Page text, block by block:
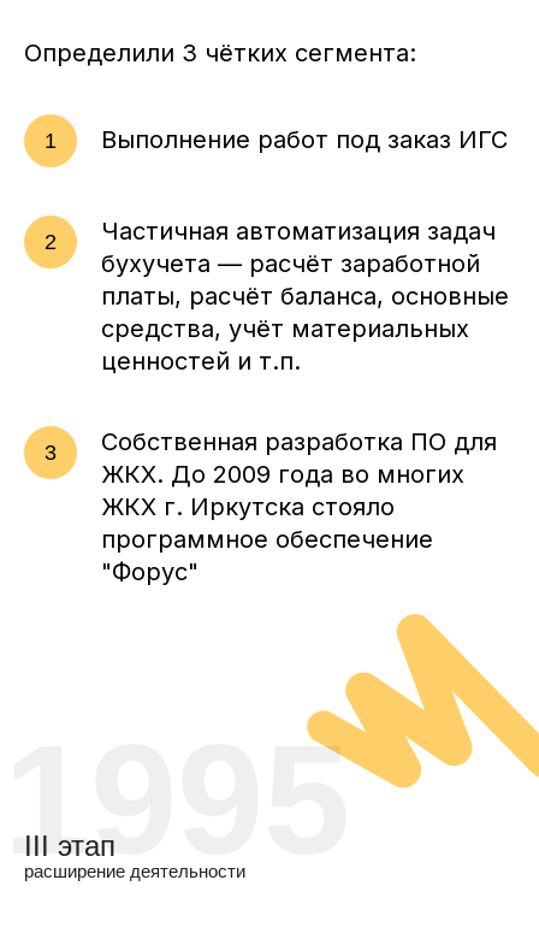
Определили 3 чётких сегмента:
Выполнение работ под заказ ИГС
Частичная автоматизация задач
бухучета — расчёт заработной
платы, расчёт баланса, основные
средства, учёт материальных
ценностей и т.п.
Собственная разработка ПО для
ЖКХ. До 2009 года во многих
ЖКХ г. Иркутска стояло
программное обеспечение
"Форус"
1995
III этап
расширение деятельности